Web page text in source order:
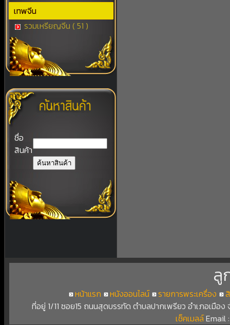
เทพจีน
รวมเหรียญจีน ( 51 )
ชื่อ
สินค้า
ลู
หน้าแรก หนังออนไลน์ รายการพระเครื่อง
ที่อยู่ 1/11 ซอย15 ถนนสุดบรรทัด ตำบลปากเพรียว อำเภอเมือ
เช็คเมลล์Email